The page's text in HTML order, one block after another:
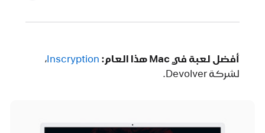
أفضل لعبة في Mac هذا العام: Inscryption‏،
لشركة Devolver.